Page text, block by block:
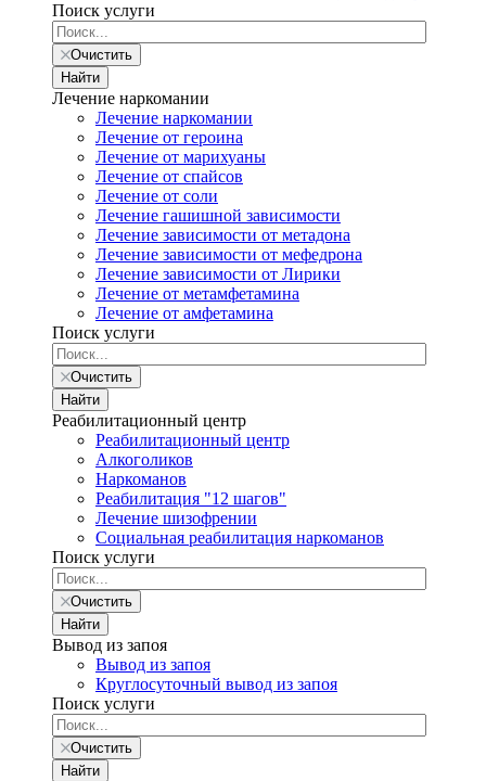
Поиск услуги
Очистить
Найти
Лечение наркомании
Лечение наркомании
Лечение от героина
Лечение от марихуаны
Лечение от спайсов
Лечение от соли
Лечение гашишной зависимости
Лечение зависимости от метадона
Лечение зависимости от мефедрона
Лечение зависимости от Лирики
Лечение от метамфетамина
Лечение от амфетамина
Поиск услуги
Очистить
Найти
Реабилитационный центр
Реабилитационный центр
Алкоголиков
Наркоманов
Реабилитация "12 шагов"
Лечение шизофрении
Социальная реабилитация наркоманов
Поиск услуги
Очистить
Найти
Вывод из запоя
Вывод из запоя
Круглосуточный вывод из запоя
Поиск услуги
Очистить
Найти